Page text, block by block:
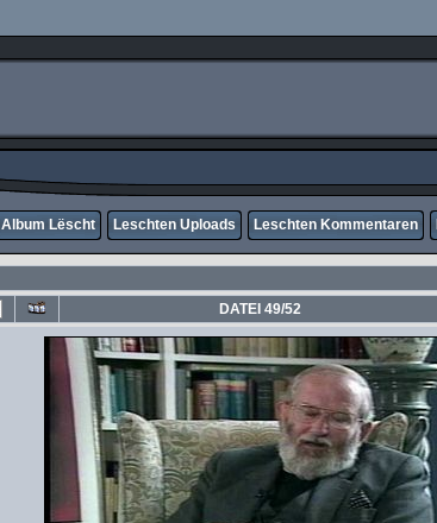
Album Lëscht Leschten Uploads Leschten Kommentaren
DATEI 49/52